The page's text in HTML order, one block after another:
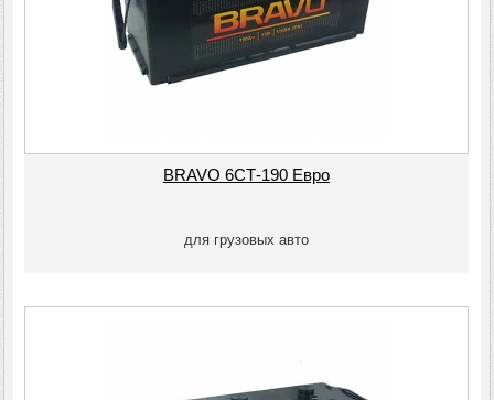
ВRAVO 6СТ-190 Евро
для грузовых авто